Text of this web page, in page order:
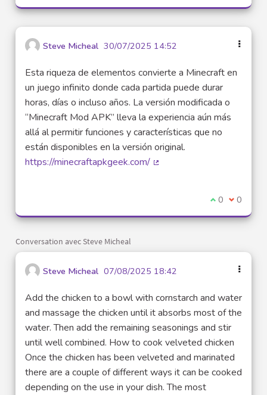
Steve Micheal 30/07/2025 14:52
Esta riqueza de elementos convierte a Minecraft en
un juego infinito donde cada partida puede durar
horas, días o incluso años. La versión modificada o
“Minecraft Mod APK” lleva la experiencia aún más
allá al permitir funciones y características que no
están disponibles en la versión original.
https://minecraftapkgeek.com/
Je suis
0 Je ne
0
Conversation avec Steve Micheal
Steve Micheal 07/08/2025 18:42
Add the chicken to a bowl with cornstarch and water
and massage the chicken until it absorbs most of the
water. Then add the remaining seasonings and stir
until well combined. How to cook velveted chicken
Once the chicken has been velveted and marinated
there are a couple of different ways it can be cooked
depending on the use in your dish. The most